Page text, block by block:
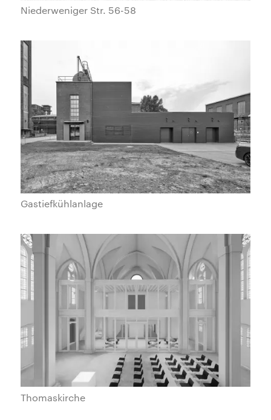
Niederweniger Str. 56-58
Gastiefkühlanlage
Thomaskirche